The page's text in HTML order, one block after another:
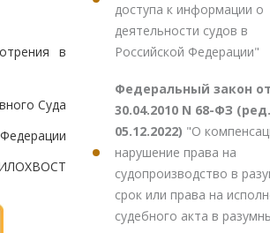
в
Суда
доступа к информации о
деятельности судов в
Российской Федерации"
Федеральный закон от
30.04.2010 N 68-ФЗ
05.12.2022) "О
нарушение права на
судопроизводство в
срок или права на
судебного акта в